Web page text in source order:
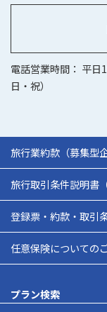
電話営業時間： 平日
日・祝）
旅行業約款（募集型
旅行取引条件説明書
登録票・約款・取引
任意保険についての
プラン検索